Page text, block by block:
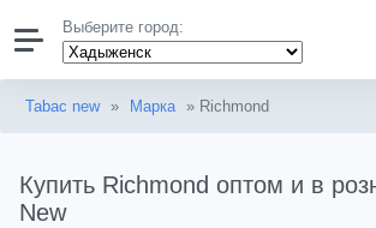
Выберите город:
Tabac new » Марка » Richmond
Купить Richmond оптом и в
New